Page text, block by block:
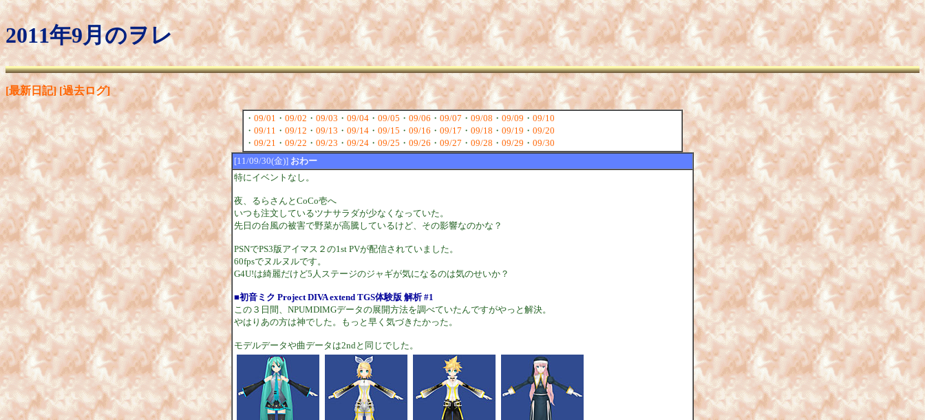
2011年9月のヲレ
[最新日記] [過去ログ]
・ 09/01 ・ 09/02 ・ 09/03 ・ 09/04 ・ 09/05 ・ 09/06 ・ 09/07 ・ 09/08 ・ 09/09 ・ 09/10
・ 09/11 ・ 09/12 ・ 09/13 ・ 09/14 ・ 09/15 ・ 09/16 ・ 09/17 ・ 09/18 ・ 09/19 ・ 09/20
・ 09/21 ・ 09/22 ・ 09/23 ・ 09/24 ・ 09/25 ・ 09/26 ・ 09/27 ・ 09/28 ・ 09/29 ・ 09/30
[11/09/30(金)] おわー
特にイベントなし。
夜、るらさんとCoCo壱へ
いつも注文しているツナサラダが少なくなっていた。
先日の台風の被害で野菜が高騰しているけど、その影響なのかな？
PSNでPS3版アイマス２の1st PVが配信されていました。
60fpsでヌルヌルです。
G4U!は綺麗だけど5人ステージのジャギが気になるのは気のせいか？
■初音ミク Project DIVA extend TGS体験版 解析 #1
この３日間、NPUMDIMGデータの展開方法を調べていたんですがやっと解決。
やはりあの方は神でした。もっと早く気づきたかった。
モデルデータや曲データは2ndと同じでした。